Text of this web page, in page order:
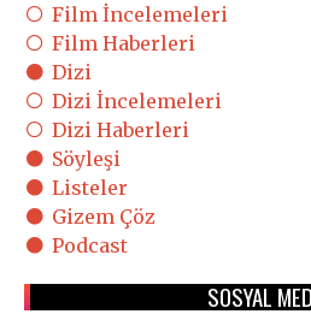
Film İncelemeleri
Film Haberleri
Dizi
Dizi İncelemeleri
Dizi Haberleri
Söyleşi
Listeler
Gizem Çöz
Podcast
SOSYAL